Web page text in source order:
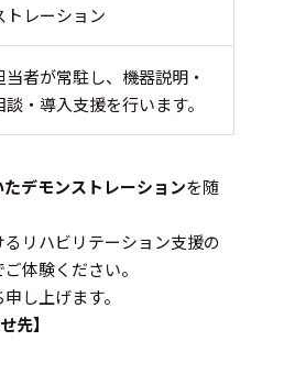
トレーション
当者が常駐し、機器説明・
談・導入支援を行います。
デモンストレーションを随
リハビリテーション支援の
体験ください。
し上げます。
先】